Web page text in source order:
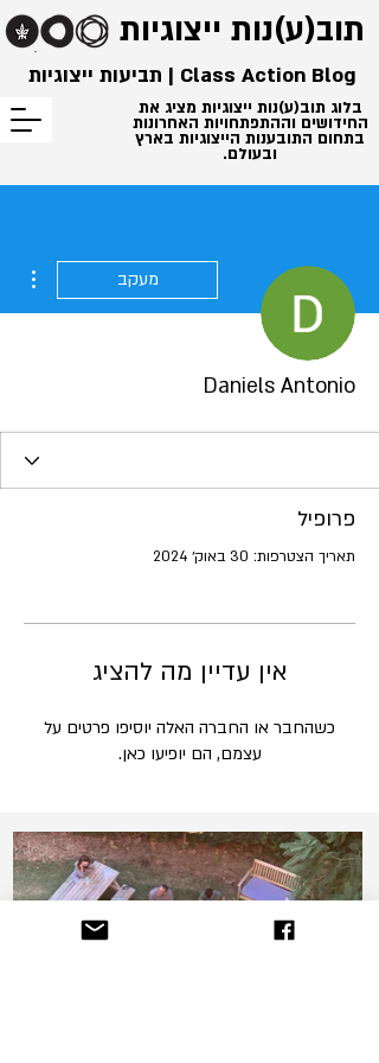
תוב(ע)נות ייצוגיות
בלוג תוב(ע)נות ייצוגיות מציג את
החידושים וההתפתחויות האחרונות
בתחום התובענות הייצוגיות בארץ
ובעולם.
Class Action Blog | תביעות ייצוגיות
מעקב
Daniels Antonio
פרופיל
תאריך הצטרפות: 30 באוק׳ 2024
אין עדיין מה להציג
כשהחבר או החברה האלה יוסיפו פרטים על
עצמם, הם יופיעו כאן.